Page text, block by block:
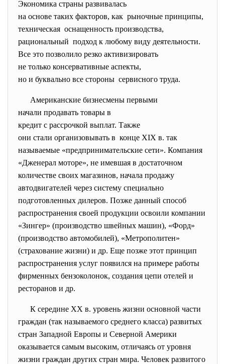
Экономика страны развивалась
на основе таких факторов, как рыночные принципы,
техническая оснащенность производства,
рациональный подход к любому виду деятельности.
Все это позволило резко активизировать
не только консервативные аспекты,
но и буквально все стороны сервисного труда.
Американские бизнесмены первыми
начали продавать товары в
кредит с рассрочкой выплат. Также
они стали организовывать в конце XIX в. так
называемые «предпринимательские сети». Компания
«Дженерал моторе», не имевшая в достаточном
количестве своих магазинов, начала продажу
автодвигателей через систему специально
подготовленных дилеров. Позже данный способ
распространения своей продукции освоили компании
«Зингер» (производство швейных ма­шин), «Форд»
(производство автомобилей), «Метрополитен»
(страхование жизни) и др. Еще позже этот принцип
распространения услуг появился на примере работы
фирменных бензоколонок, создания цепи отелей и
ресторанов и др.
К середине XX в. уровень жизни основной части
граждан (так называемого среднего класса) развитых
стран Западной Европы и Северной Америки
оказывается самым высоким, отличаясь от уровня
жизни граждан других стран мира. Человек развитого